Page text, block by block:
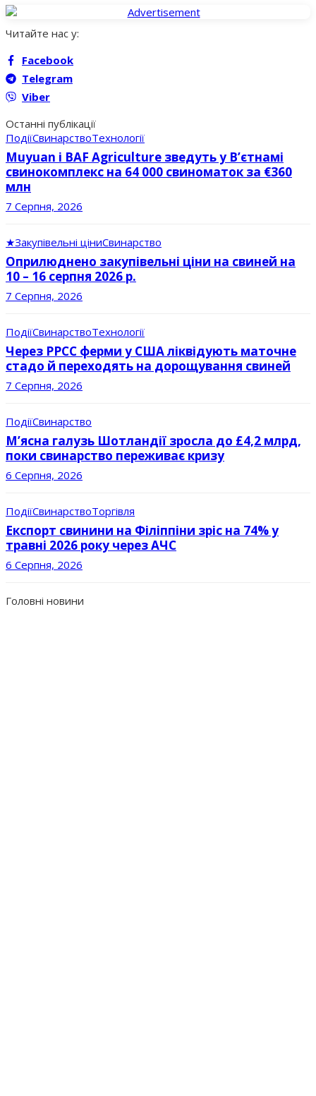
Читайте нас у:
Facebook
Telegram
Viber
Останні публікації
ПодіїСвинарствоТехнології
Muyuan і BAF Agriculture зведуть у В’єтнамі
свинокомплекс на 64 000 свиноматок за €360
млн
7 Серпня, 2026
★Закупівельні ціниСвинарство
Оприлюднено закупівельні ціни на свиней на
10 – 16 серпня 2026 р.
7 Серпня, 2026
ПодіїСвинарствоТехнології
Через РРСС ферми у США ліквідують маточне
стадо й переходять на дорощування свиней
7 Серпня, 2026
ПодіїСвинарство
М’ясна галузь Шотландії зросла до £4,2 млрд,
поки свинарство переживає кризу
6 Серпня, 2026
ПодіїСвинарствоТоргівля
Експорт свинини на Філіппіни зріс на 74% у
травні 2026 року через АЧС
6 Серпня, 2026
Головні новини